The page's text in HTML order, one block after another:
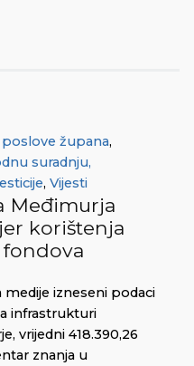
poslove župana,
suradnju,
, Vijesti
Međimurja
korištenja
medije izneseni podaci
infrastrukturi
vrijedni 418.390,26
znanja u